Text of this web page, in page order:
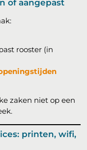
of aangepast
rooster (in
zaken niet op een
printen, wifi,